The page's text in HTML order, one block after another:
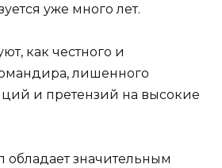
уже много лет.
как честного и
лишенного
и претензий на высокие
обладает значительным